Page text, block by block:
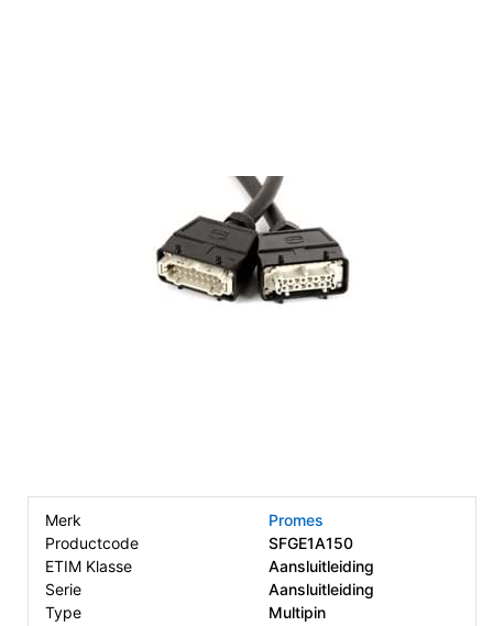
Merk
Promes
Productcode
SFGE1A150
ETIM Klasse
Aansluitleiding
Serie
Aansluitleiding
Type
Multipin